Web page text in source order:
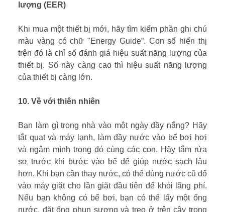
lượng (EER)
Khi mua một thiết bị mới, hãy tìm kiếm phần ghi chú
màu vàng có chữ "Energy Guide”. Con số hiển thị
trên đó là chỉ số đánh giá hiệu suất năng lượng của
thiết bị. Số này càng cao thì hiệu suất năng lượng
của thiết bị càng lớn.
10. Về với thiên nhiên
Bạn làm gì trong nhà vào một ngày đầy nắng? Hãy
tắt quạt và máy lạnh, làm đầy nước vào bể bơi hơi
và ngâm mình trong đó cùng các con. Hãy tắm rửa
sơ trước khi bước vào bể để giúp nước sạch lâu
hơn. Khi bạn cần thay nước, có thể dùng nước cũ đổ
vào máy giặt cho lần giặt đầu tiên để khỏi lãng phí.
Nếu bạn không có bể bơi, bạn có thể lấy một ống
nước, đặt ống phun sương và treo ở trên cây trong